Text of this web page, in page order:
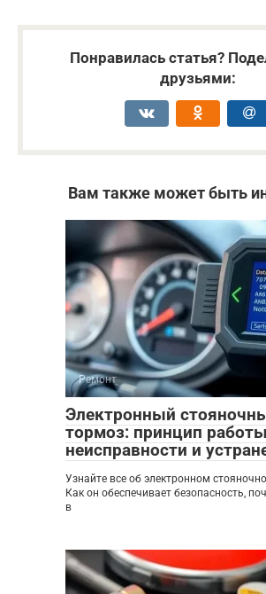
Понравилась статья?
друзьями:
Вам также может быть
Ремонт
Электронный
тормоз: принцип
неисправности и
Узнайте все об электронном
Как он обеспечивает безопасность,
в